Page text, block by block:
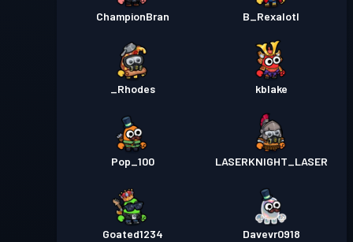
ChampionBran B_Rexalotl
_Rhodes kblake
Pop_100 LASERKNIGHT_LASER
Goated1234 Davevr0918